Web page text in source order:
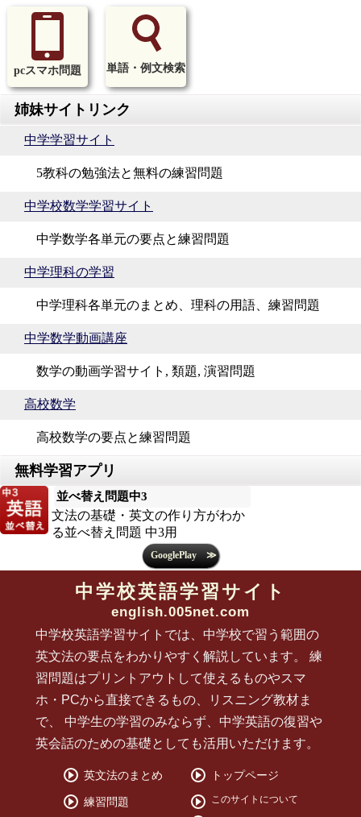
pcスマホ問題 単語・例文検索
中学学習サイト
5教科の勉強法と無料の練習問題
中学校数学学習サイト
中学数学各単元の要点と練習問題
中学理科の学習
中学理科各単元のまとめ、理科の用語、練習問題
中学数学動画講座
数学の動画学習サイト, 類題, 演習問題
高校数学
高校数学の要点と練習問題
並べ替え問題中3
文法の基礎・英文の作り方がわか
る並べ替え問題 中3用
中学校英語学習サイト
english.005net.com
中学校英語学習サイトでは、中学校で習う範囲の
英文法の要点をわかりやすく解説しています。 練
習問題はプリントアウトして使えるものやスマ
ホ・PCから直接できるもの、リスニング教材ま
で、 中学生の学習のみならず、中学英語の復習や
英会話のための基礎としても活用いただけます。
英文法のまとめ
練習問題
トップページ
このサイトについて